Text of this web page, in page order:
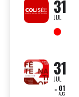
31
JUL
31
JUL
01
AUG